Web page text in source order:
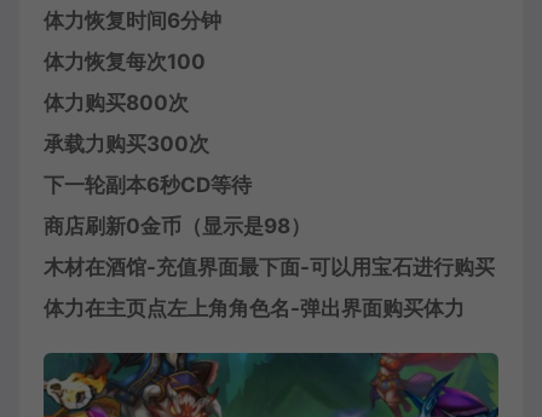
体力恢复时间6分钟
体力恢复每次100
体力购买800次
承载力购买300次
下一轮副本6秒CD等待
商店刷新0金币（显示是98）
木材在酒馆-充值界面最下面-可以用宝石进行购买
体力在主页点左上角角色名-弹出界面购买体力